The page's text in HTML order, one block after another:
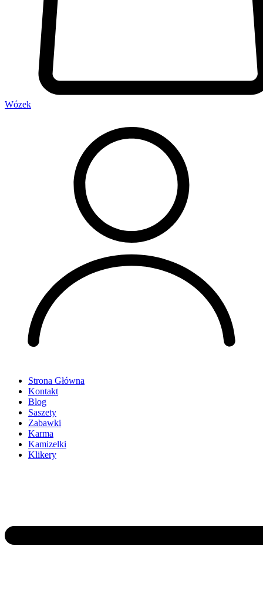
Wózek
Strona Główna
Kontakt
Blog
Saszety
Zabawki
Karma
Kamizelki
Klikery